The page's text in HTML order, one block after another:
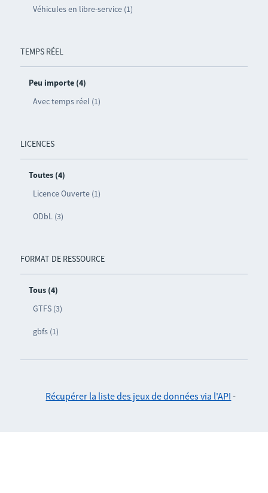
Véhicules en libre-service (1)
TEMPS RÉEL
Peu importe (4)
Avec temps réel (1)
LICENCES
Toutes (4)
Licence Ouverte (1)
ODbL (3)
FORMAT DE RESSOURCE
Tous (4)
GTFS (3)
gbfs (1)
Récupérer la liste des jeux de données via l'API -